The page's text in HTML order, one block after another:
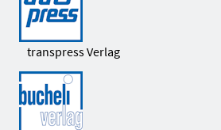
transpress Verlag